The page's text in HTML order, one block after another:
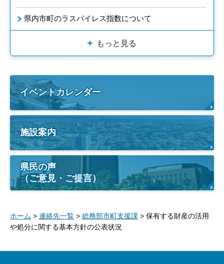
県内市町のラスパイレス指数について
もっと見る
イベントカレンダー
施設案内
県民の声
（ご意見・ご提言）
ホーム > 連絡先一覧 > 総務部市町支援課 > 保有する財産の活用
や処分に関する基本方針の公表状況